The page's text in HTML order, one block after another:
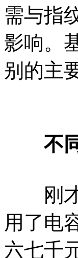
需与指
影响。
别的主
不同
刚才
用了电
六七千